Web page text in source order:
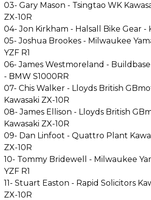
03- Gary Mason - Tsingtao WK
ZX-10R
04- Jon Kirkham - Halsall Bike Gear -
05- Joshua Brookes - Milwaukee
YZF R1
06- James Westmoreland -
- BMW S1000RR
07- Chis Walker - Lloyds British
Kawasaki ZX-10R
08- James Ellison - Lloyds British
Kawasaki ZX-10R
09- Dan Linfoot - Quattro Plant
ZX-10R
10- Tommy Bridewell - Milwaukee
YZF R1
11- Stuart Easton - Rapid Solicitors
ZX-10R